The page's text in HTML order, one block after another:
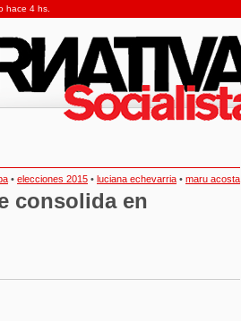
hace 4 hs.
• elecciones 2015 • luciana echevarria • maru acosta
consolida en